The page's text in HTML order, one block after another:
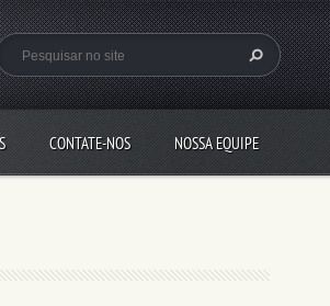
CONTATE-NOS NOSSA EQUIPE